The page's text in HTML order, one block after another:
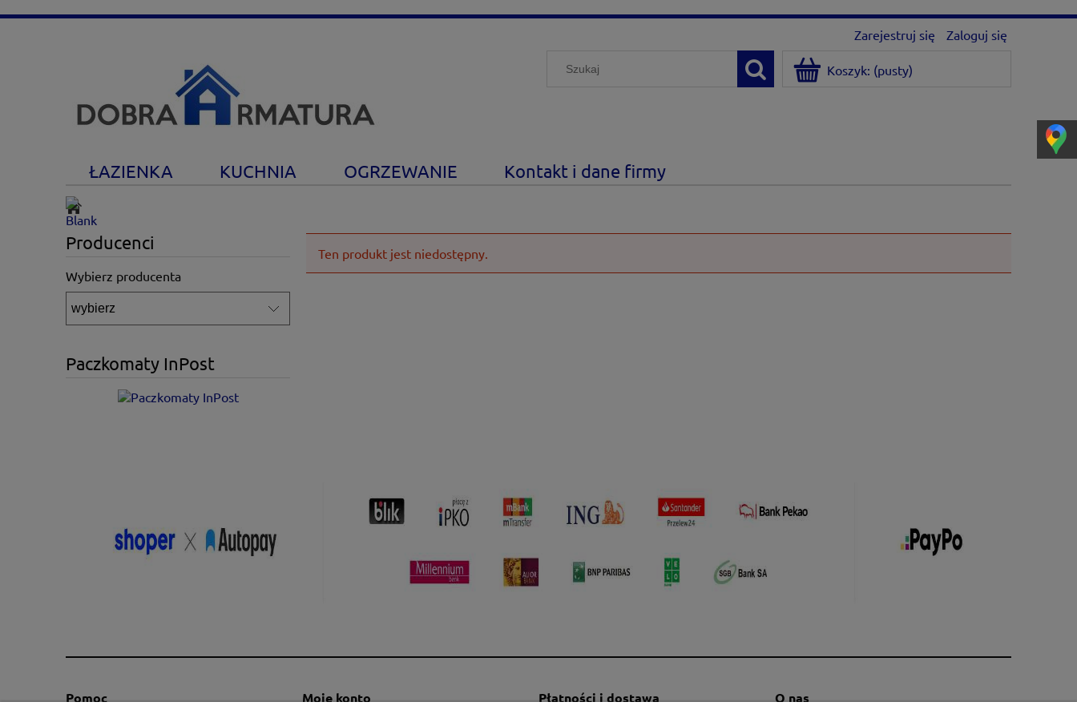
Zarejestruj się Zaloguj się
Koszyk: (pusty)
ŁAZIENKA KUCHNIA OGRZEWANIE Kontakt i dane firmy
Producenci
Wybierz producenta
Paczkomaty InPost
Ten produkt jest niedostępny.
Pomoc Moje konto Płatności i dostawa O nas